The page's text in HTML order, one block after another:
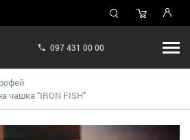
097 431 00 00
чашка "IRON FISH"